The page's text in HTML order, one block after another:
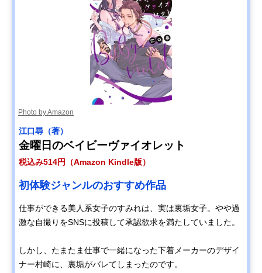
Photo by Amazon
江口尋（著）
金曜日のベイビーヴァイオレット
税込み514円（Amazon Kindle版）
初体験ジャンルのおすすめ作品
仕事ができる美人系女子のすみれは、実は裏垢女子。やや過
激な自撮りをSNSに投稿して承認欲求を満たしていました。
しかし、たまたま仕事で一緒になった下着メーカーのデザイ
ナー村崎に、裏垢がバレてしまったのです。